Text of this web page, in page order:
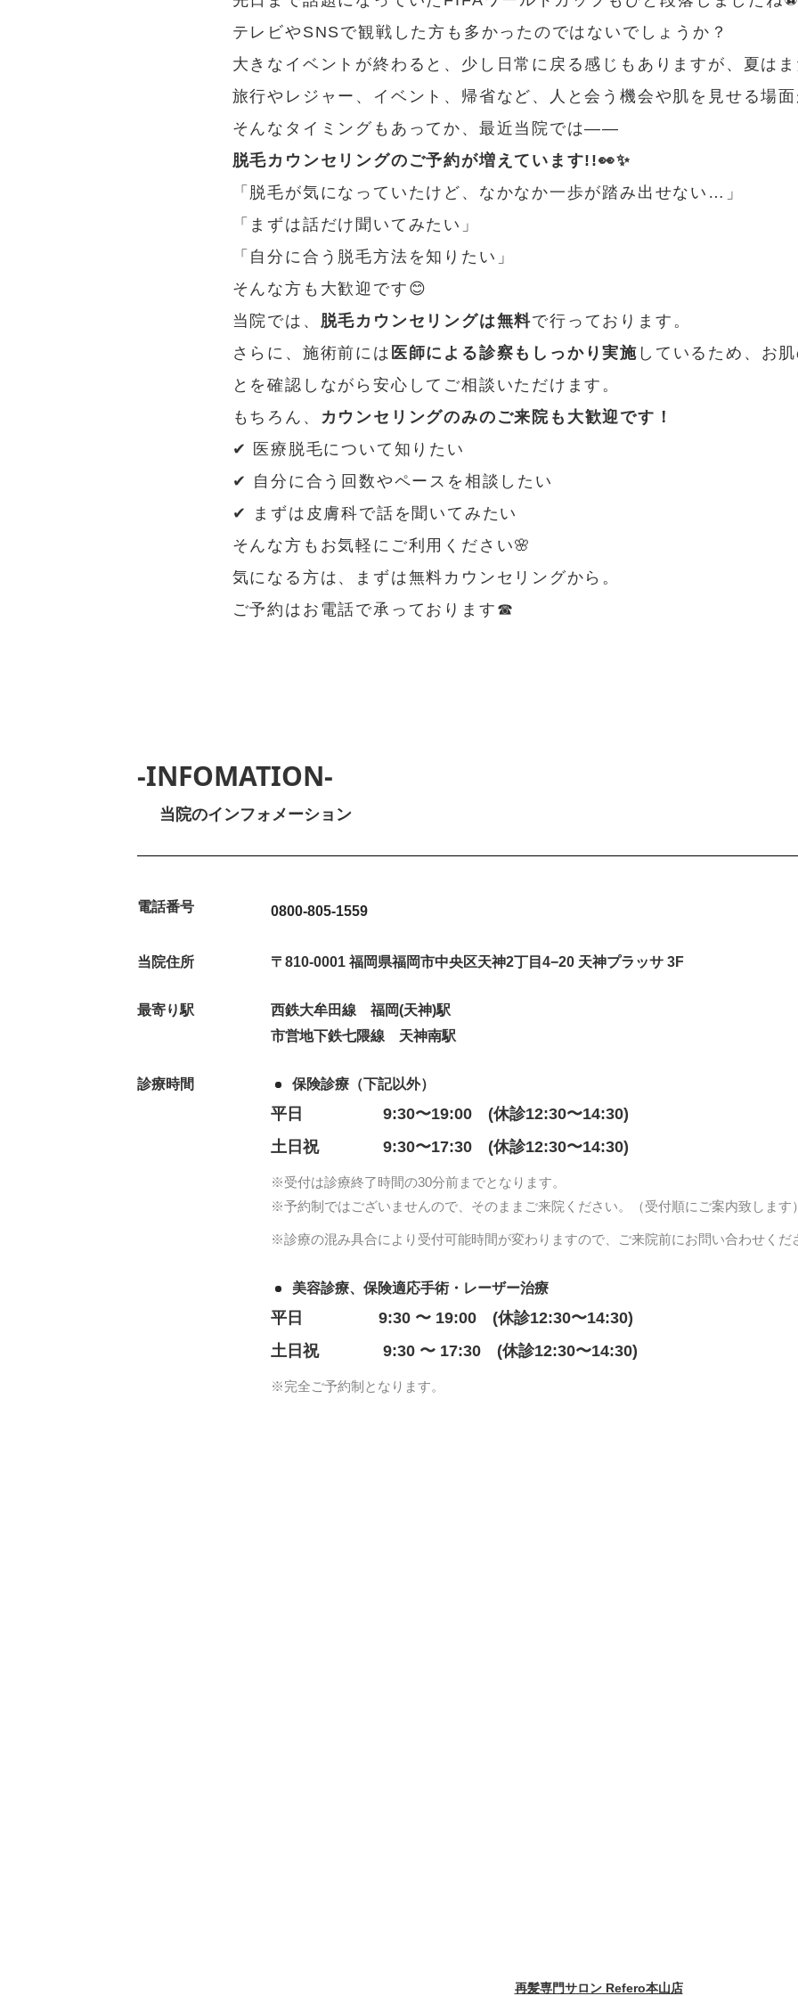
テレビやSNSで観戦した方も多かったのではないでしょうか？
大きなイベントが終わると、少し日常に戻る感じもありますが、夏は
旅行やレジャー、イベント、帰省など、人と会う機会や肌を見せる場面
そんなタイミングもあってか、最近当院では――
脱毛カウンセリングのご予約が増えています!!👀✨
「脱毛が気になっていたけど、なかなか一歩が踏み出せない…」
「まずは話だけ聞いてみたい」
「自分に合う脱毛方法を知りたい」
そんな方も大歓迎です😊
当院では、 脱毛カウンセリングは無料で行っております。
さらに、施術前には 医師による診察もしっかり実施 しているため、お
とを確認しながら安心してご相談いただけます。
もちろん、
カウンセリングのみのご来院も大歓迎です！
✔ 医療脱毛について知りたい
✔ 自分に合う回数やペースを相談したい
✔ まずは皮膚科で話を聞いてみたい
そんな方もお気軽にご利用ください🌸
気になる方は、まずは無料カウンセリングから。
ご予約はお電話で承っております☎
-INFOMATION-
当院のインフォメーション
電話番号 0800-805-1559
当院住所 〒810-0001 福岡県福岡市中央区天神2丁目4−20 天神プラッサ 3F
最寄り駅
西鉄大牟田線 福岡(天神)駅
市営地下鉄七隈線 天神南駅
診療時間 保険診療（下記以外）
平日
9:30〜19:00 (休診12:30〜14:30)
土日祝
9:30〜17:30 (休診12:30〜14:30)
※受付は診療終了時間の30分前までとなります。
※予約制ではございませんので、そのままご来院ください。（受付順にご案内致します）
※診療の混み具合により受付可能時間が変わりますので、ご来院前にお問い合わせくだ
美容診療、保険適応手術・レーザー治療
平日
9:30 〜 19:00 (休診12:30〜14:30)
土日祝
9:30 〜 17:30 (休診12:30〜14:30)
※完全ご予約制となります。
再髪専門サロン Refero本山店